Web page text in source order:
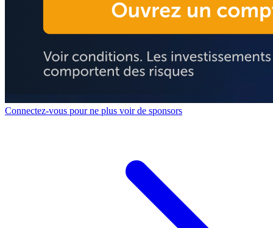
Connectez-vous pour ne plus voir de sponsors